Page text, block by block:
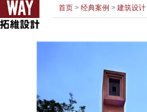
首页 > 经典案例 > 建筑设计